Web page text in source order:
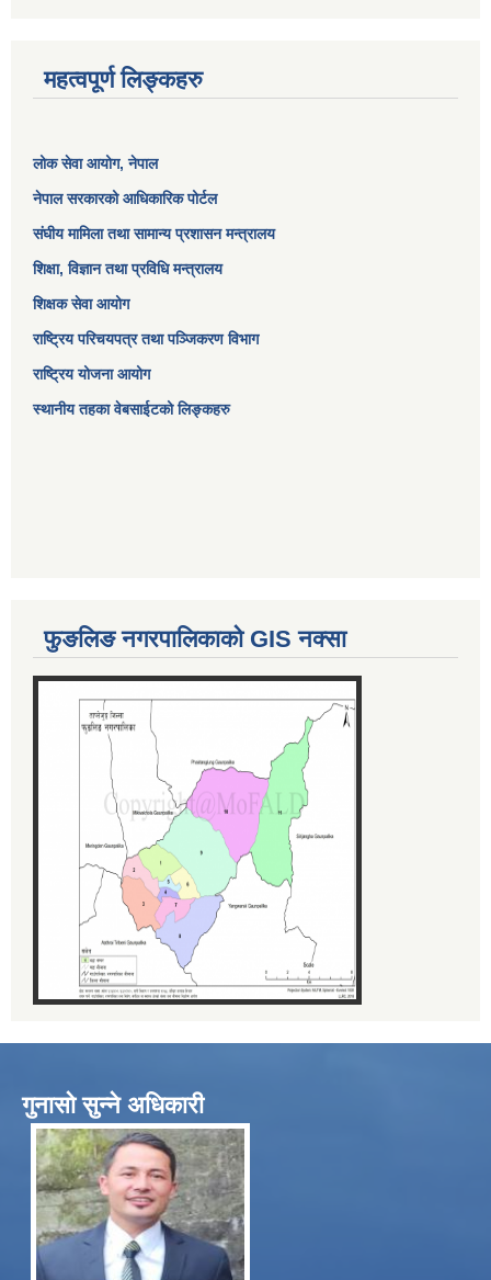
महत्वपूर्ण लिङ्कहरु
लोक सेवा आयोग, नेपाल
नेपाल सरकारको आधिकारिक पोर्टल
संघीय मामिला तथा सामान्य प्रशासन मन्त्रालय
शिक्षा, विज्ञान तथा प्रविधि मन्त्रालय
शिक्षक सेवा आयोग
राष्ट्रिय परिचयपत्र तथा पञ्जिकरण विभाग
राष्ट्रिय योजना आयोग
स्थानीय तहका वेबसाईटको लिङ्कहरु
फुङलिङ नगरपालिकाको GIS नक्सा
गुनासो सुन्ने अधिकारी